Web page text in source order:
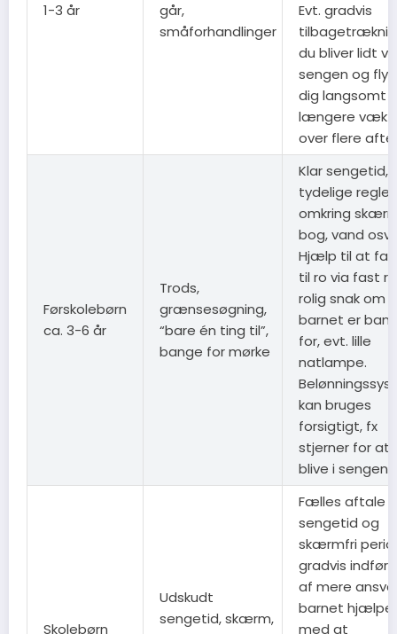
1-3 år
går,
småforhandlinger
Evt. gradvis
du bliver lidt
sengen og
dig langsomt
længere væk
over flere
Førskolebørn
ca. 3-6 år
Trods,
grænsesøgning,
“bare én ting til”,
bange for mørke
Klar sengetid,
tydelige regler
omkring
bog, vand osv.
Hjælp til at
til ro via fast
rolig snak om
barnet er
for, evt. lille
natlampe.
kan bruges
forsigtigt, fx
stjerner for at
blive i sengen.
Skolebørn
Udskudt
sengetid, skærm,
Fælles aftale
sengetid og
skærmfri
gradvis
af mere
barnet hjælper
med at